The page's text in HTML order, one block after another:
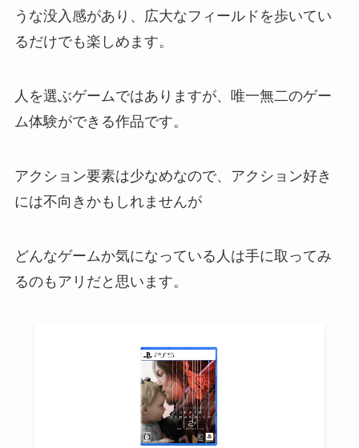
うな没入感があり、広大なフィールドを歩いてい
るだけでも楽しめます。
人を選ぶゲームではありますが、唯一無二のゲー
ム体験ができる作品です。
アクション要素は少なめなので、アクション好き
には不向きかもしれませんが
どんなゲームか気になっている人は手に取ってみ
るのもアリだと思います。